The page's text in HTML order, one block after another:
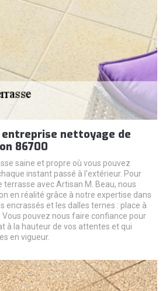
nettoyage de
86700
saine et propre où vous pouvez
instant passé à l'extérieur. Pour
avec Artisan M. Beau, nous
en réalité grâce à notre expertise dans
encrassés et les dalles ternes : place à
pouvez nous faire confiance pour
à la hauteur de vos attentes et qui
en vigueur.